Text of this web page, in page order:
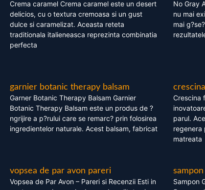
Crema caramel Crema caramel este un desert
delicios, cu o textura cremoasa si un gust
dulce si caramelizat. Aceasta reteta
traditionala italieneasca reprezinta combinatia
perfecta
No Gray
nu mai
mai
garnier botanic therapy balsam
Garner Botanic Therapy Balsam Garnier
Botanic Therapy Balsam este un produs de ?
ngrijire a p?rului care se remarc? prin folosirea
ingredientelor naturale. Acest balsam, fabricat
Crescina
parul.
regenera
matreata
vopsea de par avon pareri
Vopsea de Par Avon – Pareri si Recenzii Esti in
Sampon